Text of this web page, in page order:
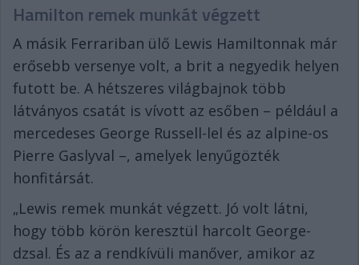
Hamilton remek munkát végzett
A másik Ferrariban ülő Lewis Hamiltonnak már
erősebb versenye volt, a brit a negyedik helyen
futott be. A hétszeres világbajnok több
látványos csatát is vívott az esőben – például a
mercedeses George Russell-lel és az alpine-os
Pierre Gaslyval –, amelyek lenyűgözték
honfitársát.
„Lewis remek munkát végzett. Jó volt látni,
hogy több körön keresztül harcolt George-
dzsal. És az a rendkívüli manőver, amikor az